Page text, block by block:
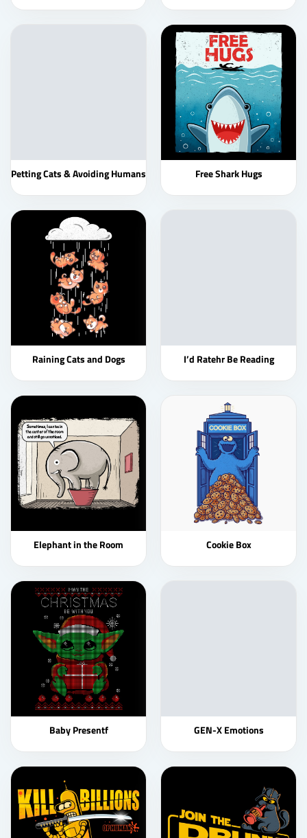
Petting Cats & Avoiding Humans Free Shark Hugs
Raining Cats and Dogs I’d Ratehr Be Reading
Elephant in the Room Cookie Box
Baby Presentf GEN-X Emotions